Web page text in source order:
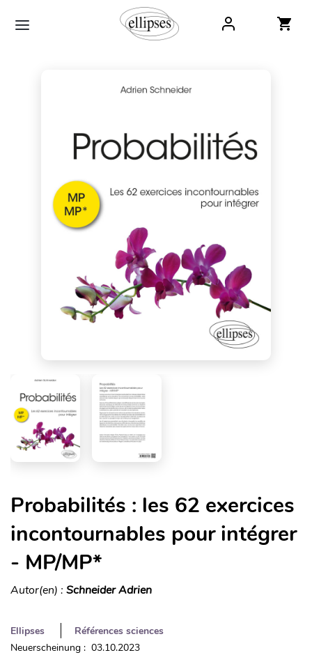
Probabilités : les 62 exercices
incontournables pour intégrer
- MP/MP*
Autor(en) : Schneider Adrien
Ellipses
Références sciences
Neuerscheinung : 03.10.2023